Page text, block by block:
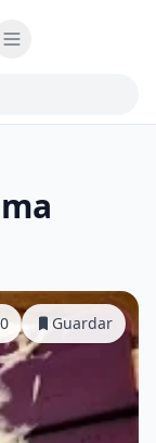
0 Guardar